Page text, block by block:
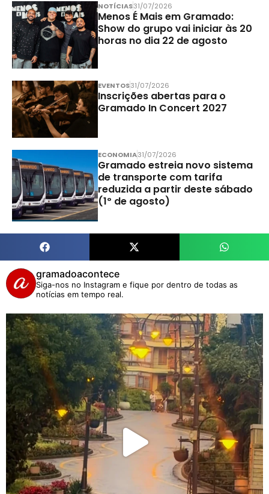
NOTÍCIAS31/07/2026
Menos É Mais em Gramado:
Show do grupo vai iniciar às 20
horas no dia 22 de agosto
EVENTOS31/07/2026
Inscrições abertas para o
Gramado In Concert 2027
ECONOMIA31/07/2026
Gramado estreia novo sistema
de transporte com tarifa
reduzida a partir deste sábado
(1º de agosto)
gramadoacontece
Siga-nos no Instagram e fique por dentro de todas as
notícias em tempo real.